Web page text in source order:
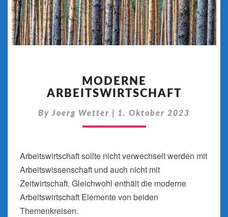
ARBEITSWIRTSCHAFT
MODERNE
ARBEITSWIRTSCHAFT
By Joerg Wetter 1. Oktober 2023
Arbeitswirtschaft sollte nicht verwechselt werden mit
Arbeitswissenschaft und auch nicht mit
Zeitwirtschaft. Gleichwohl enthält die moderne
Arbeitswirtschaft Elemente von beiden
Themenkreisen.